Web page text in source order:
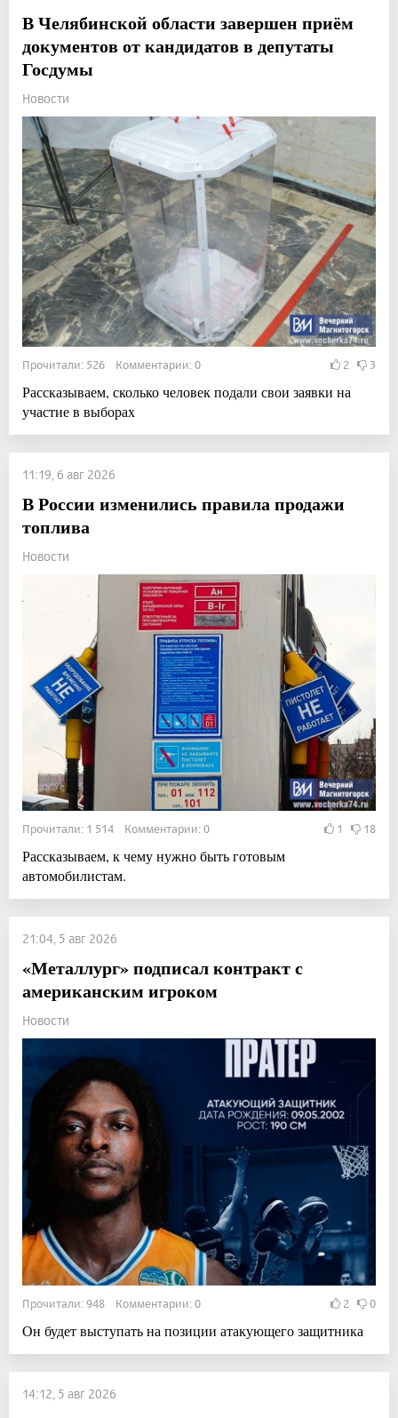
В Челябинской области завершен приём
документов от кандидатов в депутаты
Госдумы
Новости
Прочитали: 526 Комментарии: 0 2 3
Рассказываем, сколько человек подали свои заявки на
участие в выборах
11:19, 6 авг 2026
В России изменились правила продажи
топлива
Новости
Прочитали: 1 514 Комментарии: 0 1 18
Рассказываем, к чему нужно быть готовым
автомобилистам.
21:04, 5 авг 2026
«Металлург» подписал контракт с
американским игроком
Новости
Прочитали: 948 Комментарии: 0 2 0
Он будет выступать на позиции атакующего защитника
14:12, 5 авг 2026